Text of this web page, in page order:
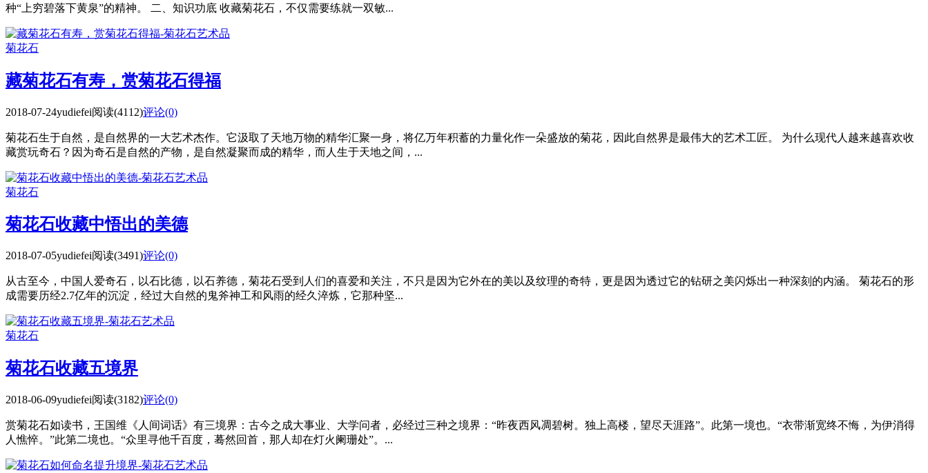
种“上穷碧落下黄泉”的精神。 二、知识功底 收藏菊花石，不仅需要练就一双敏...
菊花石
藏菊花石有寿，赏菊花石得福
2018-07-24yudiefei阅读(4112)评论(0)
菊花石生于自然，是自然界的一大艺术杰作。它汲取了天地万物的精华汇聚一身，将亿万年积蓄的力量化作一朵盛放的菊花，因此自然界是最伟大的艺术工匠。 为什么现代人越来越喜欢收
藏赏玩奇石？因为奇石是自然的产物，是自然凝聚而成的精华，而人生于天地之间，...
菊花石
菊花石收藏中悟出的美德
2018-07-05yudiefei阅读(3491)评论(0)
从古至今，中国人爱奇石，以石比德，以石养德，菊花石受到人们的喜爱和关注，不只是因为它外在的美以及纹理的奇特，更是因为透过它的钻研之美闪烁出一种深刻的内涵。 菊花石的形
成需要历经2.7亿年的沉淀，经过大自然的鬼斧神工和风雨的经久淬炼，它那种坚...
菊花石
菊花石收藏五境界
2018-06-09yudiefei阅读(3182)评论(0)
赏菊花石如读书，王国维《人间词话》有三境界：古今之成大事业、大学问者，必经过三种之境界：“昨夜西风凋碧树。独上高楼，望尽天涯路”。此第一境也。“衣带渐宽终不悔，为伊消得
人憔悴。”此第二境也。“众里寻他千百度，蓦然回首，那人却在灯火阑珊处”。...